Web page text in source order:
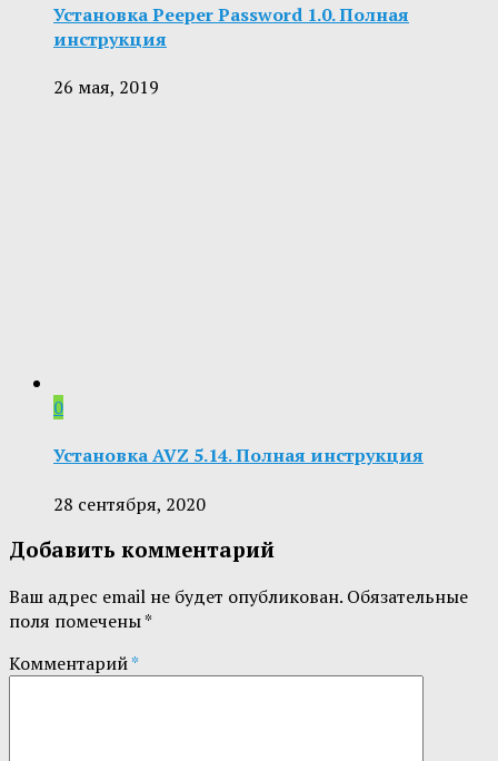
Установка Peeper Password 1.0. Полная
инструкция
26 мая, 2019
0
Установка AVZ 5.14. Полная инструкция
28 сентября, 2020
Добавить комментарий
Ваш адрес email не будет опубликован. Обязательные
поля помечены*
Комментарий*